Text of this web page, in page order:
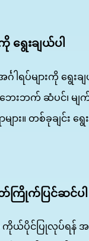
ရွေးချယ်ပါ
ဂါရပ်များကို ရွေးခ
းဘက် ဆံပင်၊ မျက်လုံ
များ။ တစ်ခုချင်း ရွ
ကြိုက်ပြင်ဆင်ပါ
ကိုယ်ပိုင်ပြုလုပ်ရန်